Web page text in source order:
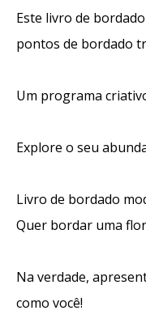
Este livro de
pontos de bordado
Um programa
Explore o seu
Livro de bordado
Quer bordar uma
Na verdade,
como você!